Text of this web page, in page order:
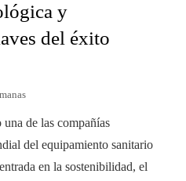
y
del éxito
de las compañías
del equipamiento sanitario
en la sostenibilidad, el